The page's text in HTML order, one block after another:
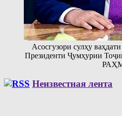
Асосгузори сулҳу
Президенти Ҷумҳурии
Неизвестная лента